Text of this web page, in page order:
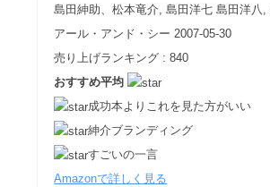
島田紳助、松本竜介, 島田洋七 島田洋八
アール・アンド・シー 2007-05-30
売り上げランキング : 840
おすすめ平均
成功本よりこれを見た方がいい
紳介ブランディング
すごいの一言
Amazonで詳しく見る